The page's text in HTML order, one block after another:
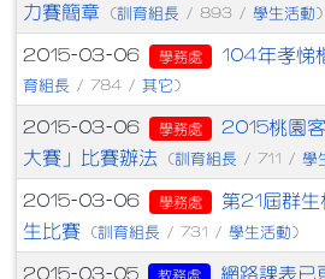
力賽簡章
(訓育組長 / 893 / 學生活動 )
2015-03-06 學務處 104年孝悌
育組長 / 784 / 其它 )
2015-03-06 學務處
2015桃園
大賽」比賽辦法
(訓育組長 / 711 / 學
2015-03-06 學務處
第21屆群
生比賽
(訓育組長 / 731 / 學生活動 )
2015-03-05 教務處 網路課表已